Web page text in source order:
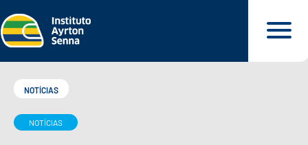
QUEM SOMOS
NOTÍCIAS
NOTÍCIAS